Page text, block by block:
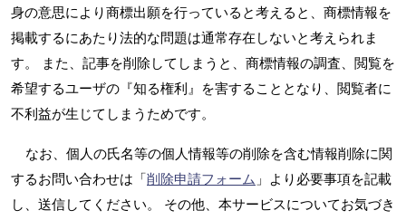
身の意思により商標出願を行っていると考えると、商標情報を
掲載するにあたり法的な問題は通常存在しないと考えられま
す。 また、記事を削除してしまうと、商標情報の調査、閲覧を
希望するユーザの『知る権利』を害することとなり、閲覧者に
不利益が生じてしまうためです。
なお、個人の氏名等の個人情報等の削除を含む情報削除に関
するお問い合わせは「削除申請フォーム 」より必要事項を記載
し、送信してください。 その他、本サービスについてお気づき